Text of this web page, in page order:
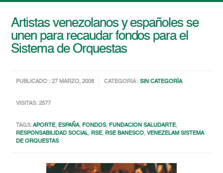
Artistas venezolanos y españoles se
unen para recaudar fondos para el
Sistema de Orquestas
PUBLICADO : 27 MARZO, 2008 CATEGORIA :SIN CATEGORÍA
VISITAS: 2577
TAGS:APORTE, ESPAÑA, FONDOS, FUNDACION SALUDARTE,
RESPONSABILIDAD SOCIAL, RSE, RSE BANESCO,VENEZELAM SISTEMA
DE ORQUESTAS